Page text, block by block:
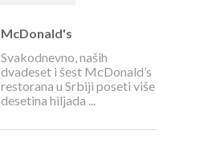
McDonald's
Svakodnevno, naših
dvadeset i šest McDonald’s
restorana u Srbiji poseti više
desetina hiljada ...